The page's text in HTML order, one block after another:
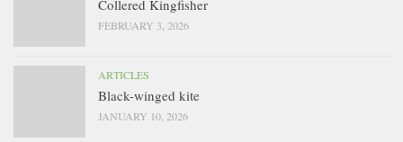
Collered Kingfisher
FEBRUARY 3, 2026
ARTICLES
Black-winged kite
JANUARY 10, 2026